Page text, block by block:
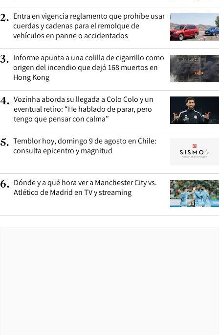
2. Entra en vigencia reglamento que prohíbe usar
cuerdas y cadenas para el remolque de
vehículos en panne o accidentados
3. Informe apunta a una colilla de cigarrillo como
origen del incendio que dejó 168 muertos en
Hong Kong
4. Vozinha aborda su llegada a Colo Colo y un
eventual retiro: “He hablado de parar, pero
tengo que pensar con calma”
5. Temblor hoy, domingo 9 de agosto en Chile:
consulta epicentro y magnitud
6. Dónde y a qué hora ver a Manchester City vs.
Atlético de Madrid en TV y streaming